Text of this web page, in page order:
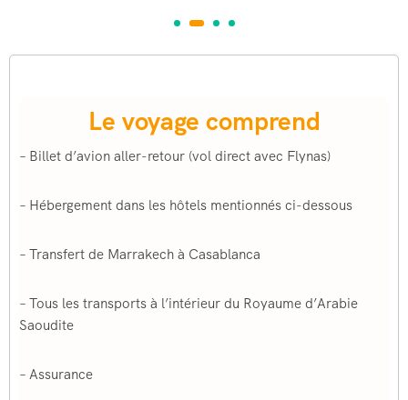
Le voyage comprend
– Billet d’avion aller-retour (vol direct avec Flynas)
– Hébergement dans les hôtels mentionnés ci-dessous
– Transfert de Marrakech à Casablanca
– Tous les transports à l’intérieur du Royaume d’Arabie
Saoudite
– Assurance